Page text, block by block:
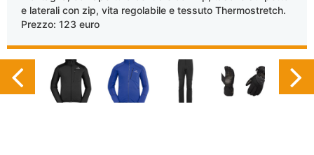
e laterali con zip, vita regolabile e tessuto Thermostretch.
Prezzo: 123 euro